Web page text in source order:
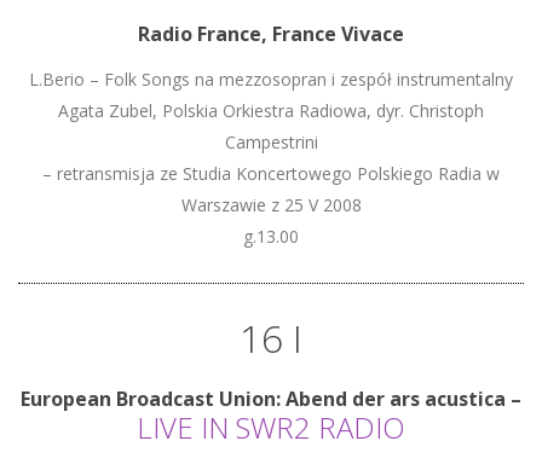
Radio France, France Vivace
L.Berio – Folk Songs na mezzosopran i zespół instrumentalny
Agata Zubel, Polskia Orkiestra Radiowa, dyr. Christoph
Campestrini
– retransmisja ze Studia Koncertowego Polskiego Radia w
Warszawie z 25 V 2008
g.13.00
16 I
European Broadcast Union: Abend der ars acustica –
LIVE IN SWR2 RADIO